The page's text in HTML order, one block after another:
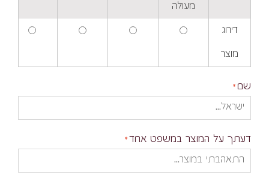
מעולה
דירוג
מוצר
שם
דעתך על המוצר במשפט אחד